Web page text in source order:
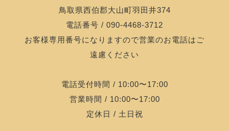
鳥取県西伯郡大山町羽田井374
電話番号 / 090-4468-3712
お客様専用番号になりますので営業のお電話はご
遠慮ください
電話受付時間 / 10:00〜17:00
営業時間 / 10:00〜17:00
定休日 / 土日祝